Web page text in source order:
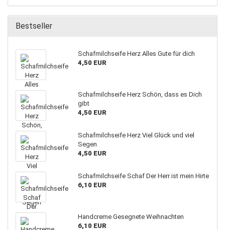
Bestseller
Schafmilchseife Herz Alles Gute für dich
4,50 EUR
Schafmilchseife Herz Schön, dass es Dich
gibt
4,50 EUR
Schafmilchseife Herz Viel Glück und viel
Segen
4,50 EUR
Schafmilchseife Schaf Der Herr ist mein Hirte
6,10 EUR
Handcreme Gesegnete Weihnachten
6,10 EUR